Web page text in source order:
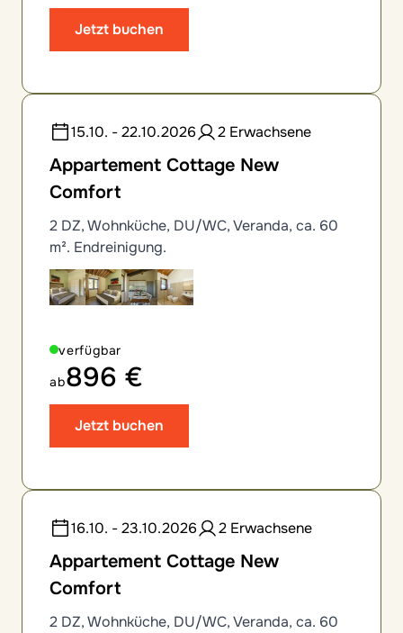
Jetzt buchen
15.10. - 22.10.2026 2 Erwachsene
Appartement Cottage New
Comfort
2 DZ, Wohnküche, DU/WC, Veranda, ca. 60
m². Endreinigung.
verfügbar
ab896 €
Jetzt buchen
16.10. - 23.10.2026 2 Erwachsene
Appartement Cottage New
Comfort
2 DZ, Wohnküche, DU/WC, Veranda, ca. 60